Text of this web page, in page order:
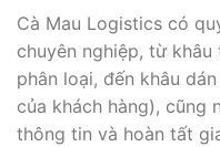
Cà Mau Logistics có
chuyên nghiệp, từ khâu
phân loại, đến khâu
của khách hàng), cũng
thông tin và hoàn tất